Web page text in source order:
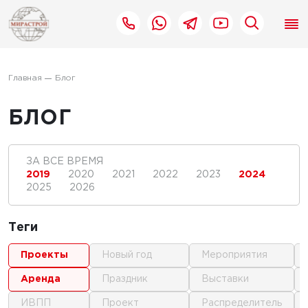
Главная Блог
БЛОГ
ЗА ВСЕ ВРЕМЯ
2019
2020 2021 2022 2023
2024
2025
2026
Теги
проекты
аренда
ИВПП
новый год
праздник
проект
мероприятия
выставки
распределитель